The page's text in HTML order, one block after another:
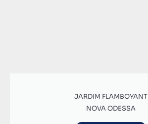
JARDIM FLAMBOYANT
NOVA ODESSA